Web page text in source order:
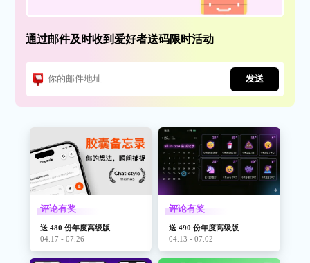
通过邮件及时收到爱好者送码限时活动
发送
评论有奖
送 480 份年度高级版
04.17 - 07.26
评论有奖
送 490 份年度高级版
04.13 - 07.02